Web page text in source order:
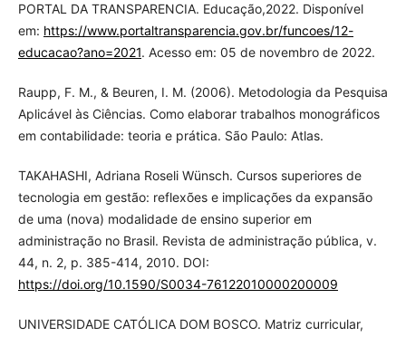
PORTAL DA TRANSPARENCIA. Educação,2022. Disponível
em: https://www.portaltransparencia.gov.br/funcoes/12-
educacao?ano=2021. Acesso em: 05 de novembro de 2022.
Raupp, F. M., & Beuren, I. M. (2006). Metodologia da Pesquisa
Aplicável às Ciências. Como elaborar trabalhos monográficos
em contabilidade: teoria e prática. São Paulo: Atlas.
TAKAHASHI, Adriana Roseli Wünsch. Cursos superiores de
tecnologia em gestão: reflexões e implicações da expansão
de uma (nova) modalidade de ensino superior em
administração no Brasil. Revista de administração pública, v.
44, n. 2, p. 385-414, 2010. DOI:
https://doi.org/10.1590/S0034-76122010000200009
UNIVERSIDADE CATÓLICA DOM BOSCO. Matriz curricular,